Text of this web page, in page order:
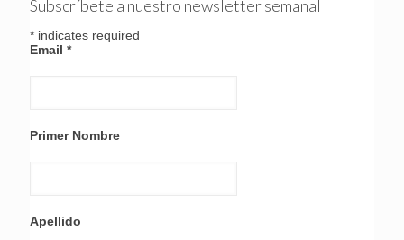
Subscríbete a nuestro newsletter semanal
* indicates required
Email *
Primer Nombre
Apellido